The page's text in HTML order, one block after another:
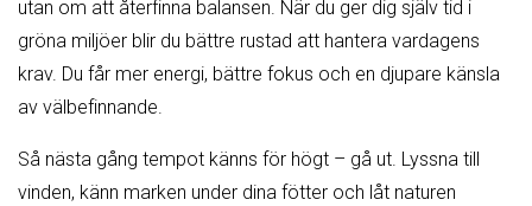
utan om att återfinna balansen. När du ger dig själv tid i
gröna miljöer blir du bättre rustad att hantera vardagens
krav. Du får mer energi, bättre fokus och en djupare känsla
av välbefinnande.
Så nästa gång tempot känns för högt – gå ut. Lyssna till
vinden, känn marken under dina fötter och låt naturen